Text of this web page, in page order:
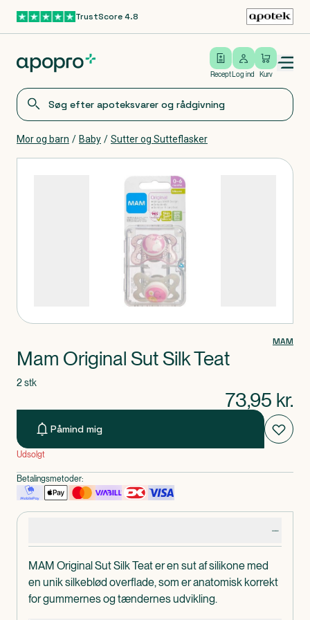
Gå til hovedindholdTrustScore 4.8
Recept
Log ind
Log ind Kurv
Open/close menu
Mor og barn / Baby / Sutter og Sutteflasker
MAM Original Sut Silk Teat er en sut af silikone med
en unik silkeblød overflade, som er anatomisk korrekt
for gummernes og tændernes udvikling.
MAM
Mam Original Sut Silk Teat
2 stk
73,95 kr.
Påmind mig
Udsolgt
Betalingsmetoder: